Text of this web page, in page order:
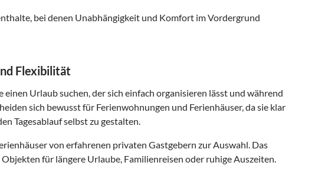
bei denen Unabhängigkeit und Komfort im Vordergrund
Flexibilität
einen Urlaub suchen, der sich einfach organisieren lässt und während
sich bewusst für Ferienwohnungen und Ferienhäuser, da sie klar
Tagesablauf selbst zu gestalten.
von erfahrenen privaten Gastgebern zur Auswahl. Das
für längere Urlaube, Familienreisen oder ruhige Auszeiten.